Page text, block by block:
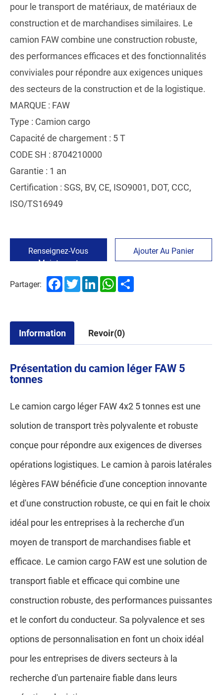
pour le transport de matériaux, de matériaux de
construction et de marchandises similaires. Le
camion FAW combine une construction robuste,
des performances efficaces et des fonctionnalités
conviviales pour répondre aux exigences uniques
des secteurs de la construction et de la logistique.
MARQUE : FAW
Type : Camion cargo
Capacité de chargement : 5 T
CODE SH : 8704210000
Garantie : 1 an
Certification : SGS, BV, CE, ISO9001, DOT, CCC,
ISO/TS16949
Renseignez-Vous
Maintenant
Ajouter Au Panier
Partager: FacebookTwitterLinkedInWhatsApp
Information Revoir(0)
Présentation du camion léger FAW 5
tonnes
Le camion cargo léger FAW 4x2 5 tonnes est une
solution de transport très polyvalente et robuste
conçue pour répondre aux exigences de diverses
opérations logistiques. Le camion à parois latérales
légères FAW bénéficie d'une conception innovante
et d'une construction robuste, ce qui en fait le choix
idéal pour les entreprises à la recherche d'un
moyen de transport de marchandises fiable et
efficace. Le camion cargo FAW est une solution de
transport fiable et efficace qui combine une
construction robuste, des performances puissantes
et le confort du conducteur. Sa polyvalence et ses
options de personnalisation en font un choix idéal
pour les entreprises de divers secteurs à la
recherche d'un partenaire fiable dans leurs